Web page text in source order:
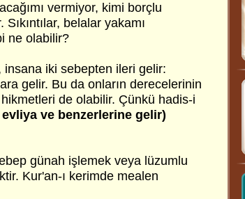
vermiyor, kimi borçlu
belalar yakamı
ne olabilir?
insana iki sebepten ileri gelir:
gelir. Bu da onların derecelerinin
de olabilir. Çünkü hadis-i
ve benzerlerine gelir)
günah işlemek veya lüzumlu
Kur'an-ı kerimde mealen